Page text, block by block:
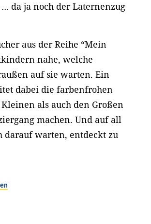
da ja noch der Laternenzug
aus der Reihe “Mein
nahe, welche
auf sie warten. Ein
dabei die farbenfrohen
als auch den Großen
machen. Und auf all
darauf warten, entdeckt zu